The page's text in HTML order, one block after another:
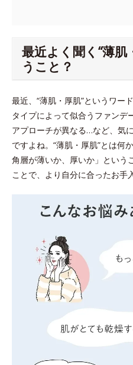
最近よく聞く“薄肌
うこと？
最近、“薄肌・厚肌”というワ
タイプによって似合うファンデ
アプローチが異なる…など、気
ですよね。“薄肌・厚肌”とは何
角層が薄いか、厚いか」という
ことで、より自分に合ったお手